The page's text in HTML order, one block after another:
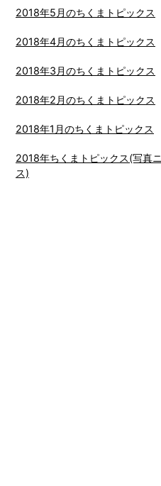
2018年5月のちくまトピックス
2018年4月のちくまトピックス
2018年3月のちくまトピックス
2018年2月のちくまトピックス
2018年1月のちくまトピックス
2018年ちくまトピックス(写真
ス)